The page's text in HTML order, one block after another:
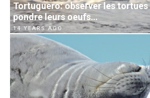
Tortuguero: observer les
pondre leurs oeufs…
14 YEARS AGO